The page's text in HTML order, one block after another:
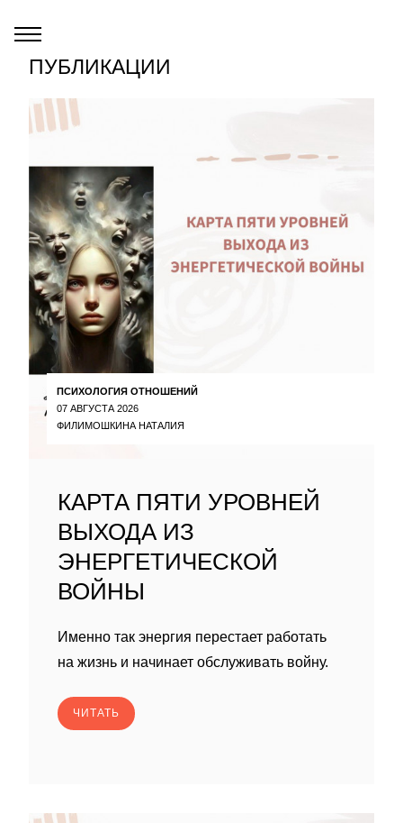
ПУБЛИКАЦИИ
ПСИХОЛОГИЯ ОТНОШЕНИЙ
07 АВГУСТА 2026
ФИЛИМОШКИНА НАТАЛИЯ
КАРТА ПЯТИ УРОВНЕЙ
ВЫХОДА ИЗ
ЭНЕРГЕТИЧЕСКОЙ
ВОЙНЫ
Именно так энергия перестает работать
на жизнь и начинает обслуживать войну.
ЧИТАТЬ